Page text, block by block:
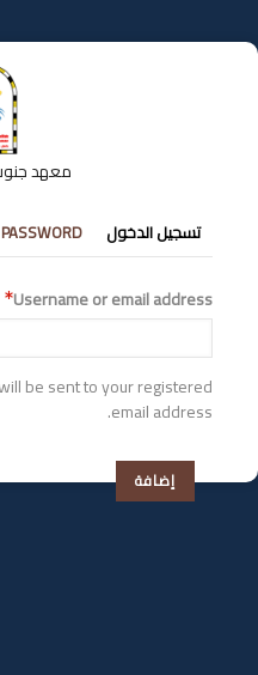
إلى
المحتوى
معهد
التبويبات
الأساسية
تسجيل الدخول
Username or email address
be sent to your registered
email address.